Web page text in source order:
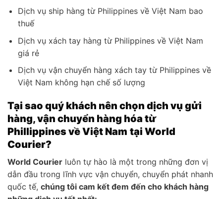
Dịch vụ ship hàng từ Philippines về Việt Nam bao
thuế
Dịch vụ xách tay hàng từ Philippines về Việt Nam
giá rẻ
Dịch vụ vận chuyển hàng xách tay từ Philippines về
Việt Nam không hạn chế số lượng
Tại sao quý khách nên chọn dịch vụ gửi
hàng, vận chuyển hàng hóa từ
Phillippines về Việt Nam tại World
Courier?
World Courier luôn tự hào là một trong những đơn vị
dẫn đầu trong lĩnh vực vận chuyển, chuyển phát nhanh
quốc tế, chúng tôi cam kết đem đến cho khách hàng